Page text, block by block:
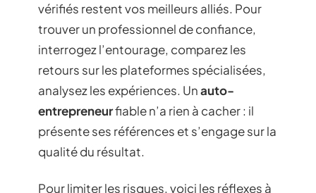
vérifiés restent vos meilleurs alliés. Pour
trouver un professionnel de confiance,
interrogez l’entourage, comparez les
retours sur les plateformes spécialisées,
analysez les expériences. Unauto-
entrepreneurfiable n’a rien à cacher : il
présente ses références et s’engage sur la
qualité du résultat.
Pour limiter les risques, voici les réflexes à